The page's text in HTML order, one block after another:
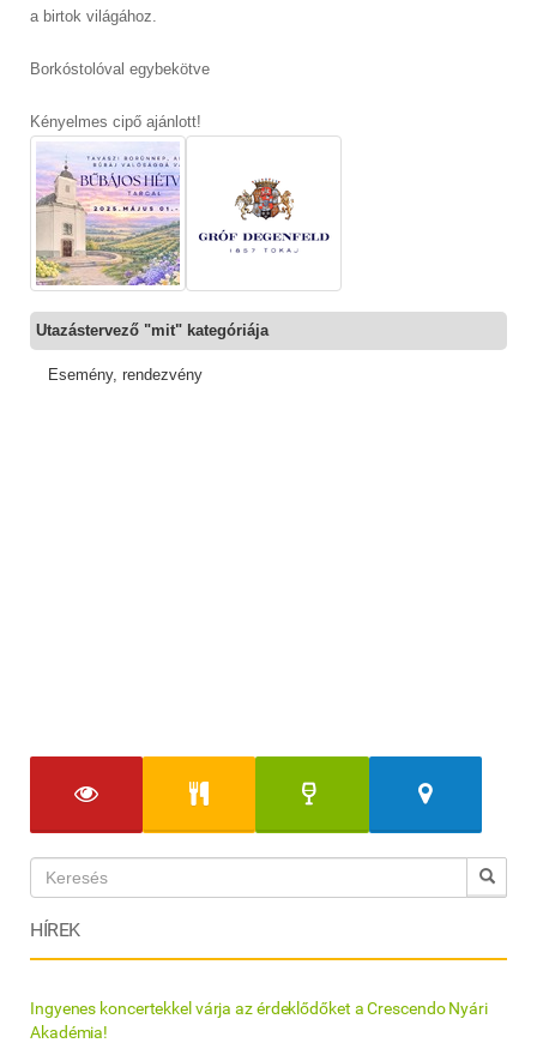
a birtok világához.
Borkóstolóval egybekötve
Kényelmes cipő ajánlott!
Utazástervező "mit" kategóriája
Esemény, rendezvény
HÍREK
Ingyenes koncertekkel várja az érdeklődőket a Crescendo Nyári
Akadémia!